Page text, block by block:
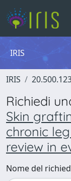
IRIS
IRIS
Richiedi
Skin
chronic
review in
Nome del